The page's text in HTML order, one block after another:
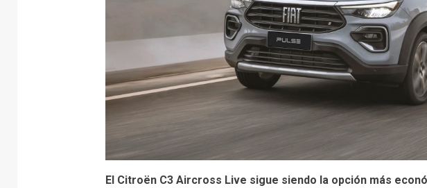
El Citroën C3 Aircross Live sigue siendo la opción más